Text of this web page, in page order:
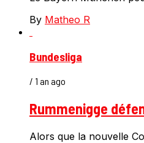
By Matheo R
Bundesliga
/ 1 an ago
Rummenigge
Alors que la nouvelle